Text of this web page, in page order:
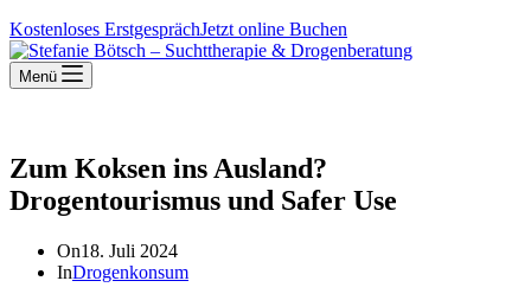
Kostenloses ErstgesprächJetzt online Buchen
Menü
Zum Koksen ins Ausland?
Drogentourismus und Safer Use
On18. Juli 2024
InDrogenkonsum